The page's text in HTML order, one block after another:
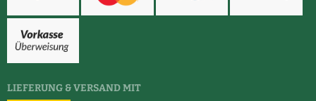
LIEFERUNG & VERSAND MIT